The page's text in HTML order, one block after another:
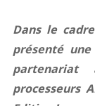
Dans le
présenté
partenariat
processeurs